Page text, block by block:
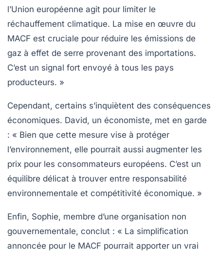
l’Union européenne agit pour limiter le
réchauffement climatique. La mise en œuvre du
MACF est cruciale pour réduire les émissions de
gaz à effet de serre provenant des importations.
C’est un signal fort envoyé à tous les pays
producteurs. »
Cependant, certains s’inquiètent des conséquences
économiques. David, un économiste, met en garde
: « Bien que cette mesure vise à protéger
l’environnement, elle pourrait aussi augmenter les
prix pour les consommateurs européens. C’est un
équilibre délicat à trouver entre responsabilité
environnementale et compétitivité économique. »
Enfin, Sophie, membre d’une organisation non
gouvernementale, conclut : « La simplification
annoncée pour le MACF pourrait apporter un vrai